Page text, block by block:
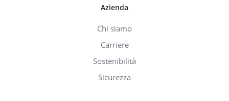
Azienda
Chi siamo
Carriere
Sostenibilità
Sicurezza